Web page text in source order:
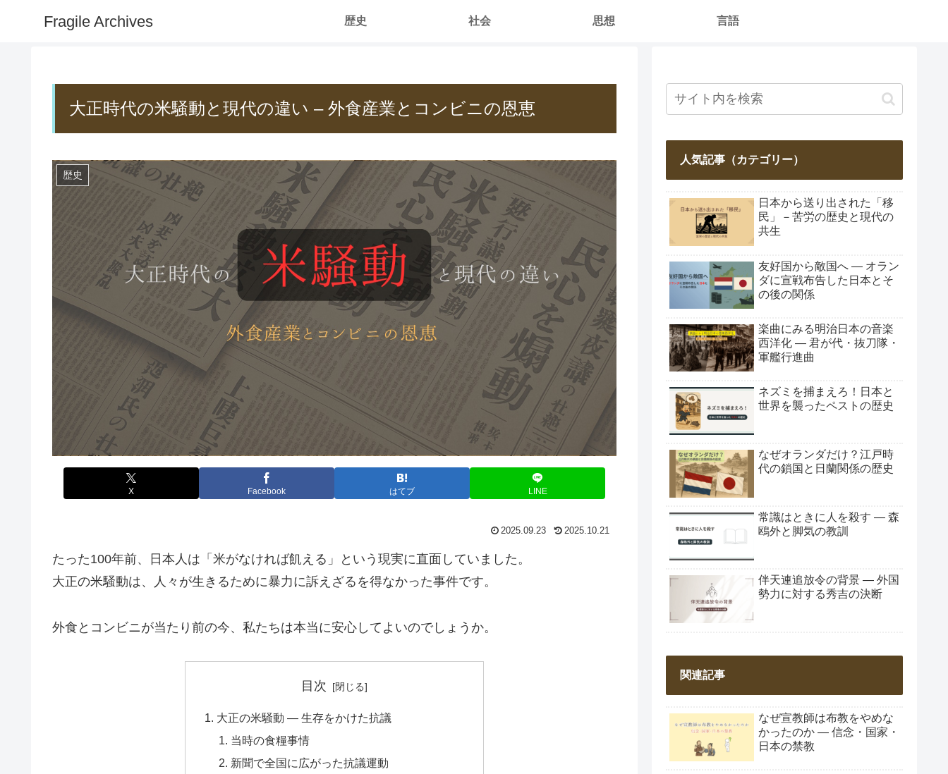
Fragile Archives 歴史 社会 思想 言語
大正時代の米騒動と現代の違い – 外食産業とコンビニの恩恵
歴史
X Facebook はてブ LINE
2025.09.23 2025.10.21
たった100年前、日本人は「米がなければ飢える」という現実に直面していました。
大正の米騒動は、人々が生きるために暴力に訴えざるを得なかった事件です。
外食とコンビニが当たり前の今、私たちは本当に安心してよいのでしょうか。
目次
大正の米騒動 ― 生存をかけた抗議
当時の食糧事情
新聞で全国に広がった抗議運動
人気記事（カテゴリー）
日本から送り出された「移
民」－苦労の歴史と現代の
共生
友好国から敵国へ ― オラン
ダに宣戦布告した日本とそ
の後の関係
楽曲にみる明治日本の音楽
西洋化 ― 君が代・抜刀隊・
軍艦行進曲
ネズミを捕まえろ！日本と
世界を襲ったペストの歴史
なぜオランダだけ？江戸時
代の鎖国と日蘭関係の歴史
常識はときに人を殺す ― 森
鴎外と脚気の教訓
伴天連追放令の背景 ― 外国
勢力に対する秀吉の決断
関連記事
なぜ宣教師は布教をやめな
かったのか ― 信念・国家・
日本の禁教